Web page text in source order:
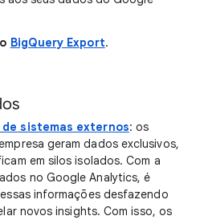
BigQuery Export.
sistemas externos: os
geram dados exclusivos,
em silos isolados. Com a
no Google Analytics, é
informações desfazendo
novos insights. Com isso, os